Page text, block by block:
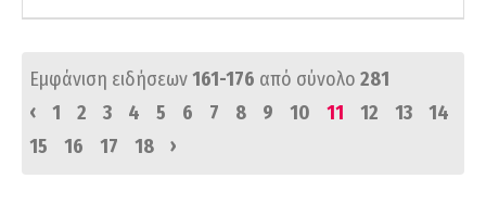
Εμφάνιση ειδήσεων161-176 από σύνολο 281
‹
1 2 3 4 5 6 7 8 9 10 11 12 13
14
15
16 17 18 ›